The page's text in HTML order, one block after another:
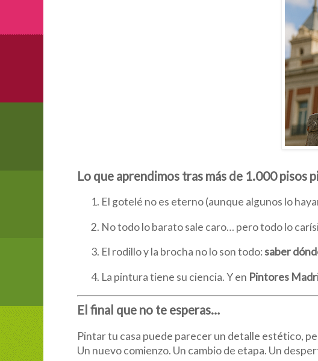
Lo que aprendimos tras más de 1.000 pisos
El gotelé no es eterno (aunque algunos lo
No todo lo barato sale caro… pero todo lo
El rodillo y la brocha no lo son todo:saber
La pintura tiene su ciencia. Y en Pintores
El final que no te esperas…
Pintar tu casa puede parecer un detalle estético,
Un nuevo comienzo. Un cambio de etapa. Un